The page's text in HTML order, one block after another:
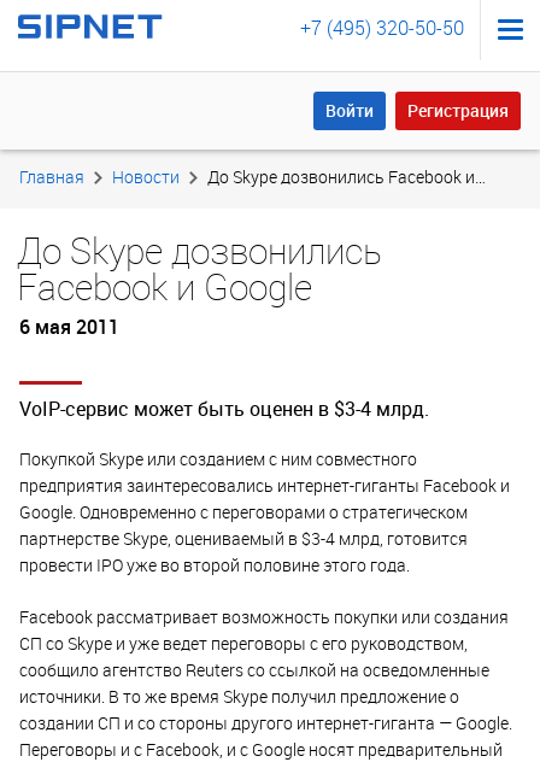
+7 (495) 320-50-50
Войти Регистрация
Войти Регистрация
Главная Новости До Skype дозвонились Facebook и Google
До Skype дозвонились
Facebook и Google
6 мая 2011
VoIP-сервис может быть оценен в $3-4 млрд.
Покупкой Skype или созданием с ним совместного
предприятия заинтересовались интернет-гиганты Facebook и
Google. Одновременно с переговорами о стратегическом
партнерстве Skype, оцениваемый в $3-4 млрд, готовится
провести IPO уже во второй половине этого года.
Facebook рассматривает возможность покупки или создания
СП со Skype и уже ведет переговоры с его руководством,
сообщило агентство Reuters со ссылкой на осведомленные
источники. В то же время Skype получил предложение о
создании СП и со стороны другого интернет-гиганта — Google.
Переговоры и с Facebook, и с Google носят предварительный